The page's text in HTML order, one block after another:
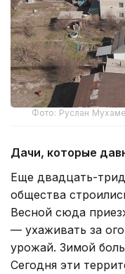
Фото: Руслан
Дачи, которые
Еще двадцать-
общества
Весной сюда
— ухаживать за
урожай. Зимой
Сегодня эти